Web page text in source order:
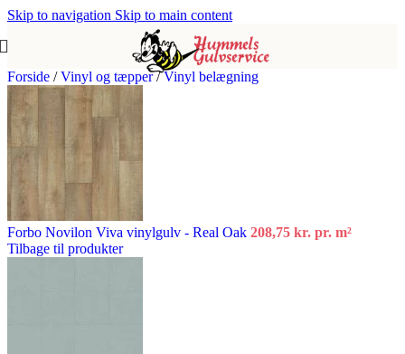
Skip to navigation Skip to main content
Forside / Vinyl og tæpper/ Vinyl belægning
Forbo Novilon Viva vinylgulv - Real Oak 208,75 kr. pr. m²
Tilbage til produkter